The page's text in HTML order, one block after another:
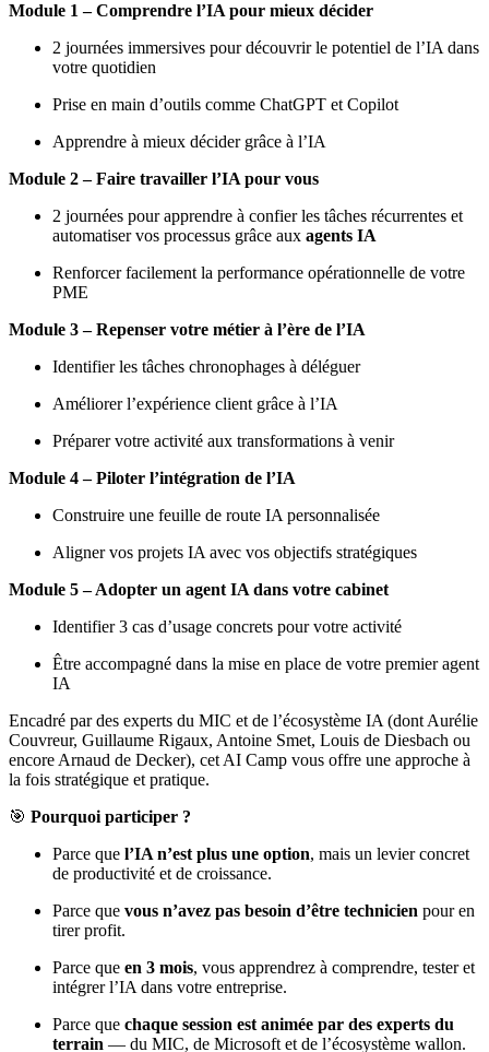
Module 1 – Comprendre l’IA pour mieux décider
2 journées immersives pour découvrir le potentiel de l’IA dans
votre quotidien
Prise en main d’outils comme ChatGPT et Copilot
Apprendre à mieux décider grâce à l’IA
Module 2 – Faire travailler l’IA pour vous
2 journées pour apprendre à confier les tâches récurrentes et
automatiser vos processus grâce aux agents IA
Renforcer facilement la performance opérationnelle de votre
PME
Module 3 – Repenser votre métier à l’ère de l’IA
Identifier les tâches chronophages à déléguer
Améliorer l’expérience client grâce à l’IA
Préparer votre activité aux transformations à venir
Module 4 – Piloter l’intégration de l’IA
Construire une feuille de route IA personnalisée
Aligner vos projets IA avec vos objectifs stratégiques
Module 5 – Adopter un agent IA dans votre cabinet
Identifier 3 cas d’usage concrets pour votre activité
Être accompagné dans la mise en place de votre premier agent
IA
Encadré par des experts du MIC et de l’écosystème IA (dont Aurélie
Couvreur, Guillaume Rigaux, Antoine Smet, Louis de Diesbach ou
encore Arnaud de Decker), cet AI Camp vous offre une approche à
la fois stratégique et pratique.
🎯 Pourquoi participer ?
Parce que l’IA n’est plus une option, mais un levier concret
de productivité et de croissance.
Parce que vous n’avez pas besoin d’être technicien pour en
tirer profit.
Parce que en 3 mois, vous apprendrez à comprendre, tester et
intégrer l’IA dans votre entreprise.
Parce que chaque session est animée par des experts du
terrain — du MIC, de Microsoft et de l’écosystème wallon.